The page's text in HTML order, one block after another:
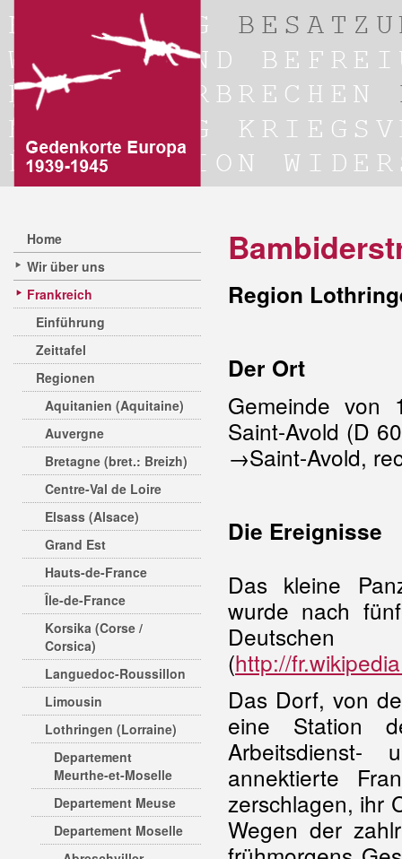
Home
Wir über uns
Frankreich
Einführung
Zeittafel
Regionen
Aquitanien (Aquitaine)
Auvergne
Bretagne (bret.: Breizh)
Centre-Val de Loire
Elsass (Alsace)
Grand Est
Hauts-de-France
Île-de-France
Korsika (Corse /
Corsica)
Languedoc-Roussillon
Limousin
Lothringen (Lorraine)
Departement
Meurthe-et-Moselle
Departement Meuse
Departement Moselle
Region
Der Ort
Gemeinde von
Saint-Avold (D
→Saint-Avold,
Die Ereignisse
Das kleine
wurde nach
(http://
Das Dorf, von
eine Station
Arbeitsdienst-
annektierte
zerschlagen, ihr
Wegen der